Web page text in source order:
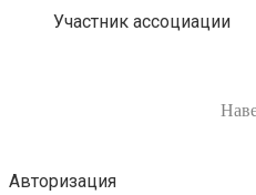
Участник ассоциации
Авторизация